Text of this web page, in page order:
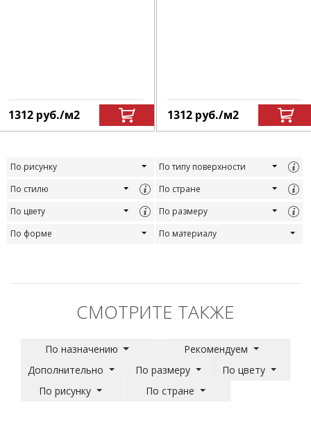
1312 руб./м2 1312 руб./м2
По рисунку
По типу поверхности
По стилю
По стране
По цвету
По размеру
По форме
По материалу
СМОТРИТЕ ТАКЖЕ
По назначению
Рекомендуем
Дополнительно
По размеру
По цвету
По рисунку
По стране